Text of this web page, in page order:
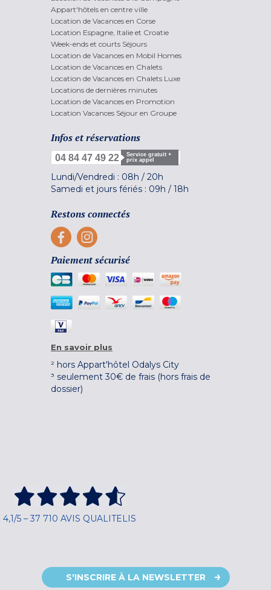
Appart'hôtels en centre ville
Location de Vacances en Corse
Location Espagne, Italie et Croatie
Week-ends et courts Séjours
Location de Vacances en Mobil Homes
Location de Vacances en Chalets
Location de Vacances en Chalets Luxe
Locations de dernières minutes
Location de Vacances en Promotion
Location Vacances Séjour en Groupe
Infos et réservations
04 84 47 49 22
Service gratuit +
prix appel
Lundi/Vendredi : 08h / 20h
Samedi et jours fériés : 09h / 18h
Restons connectés
Paiement sécurisé
En savoir plus
² hors Appart'hôtel Odalys City
³ seulement 30€ de frais (hors frais de
dossier)
4,1/5 – 37 710 AVIS QUALITELIS
S'INSCRIRE À LA NEWSLETTER